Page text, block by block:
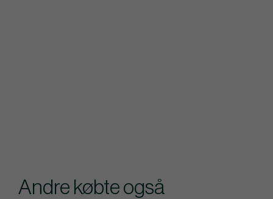
Andre købte også